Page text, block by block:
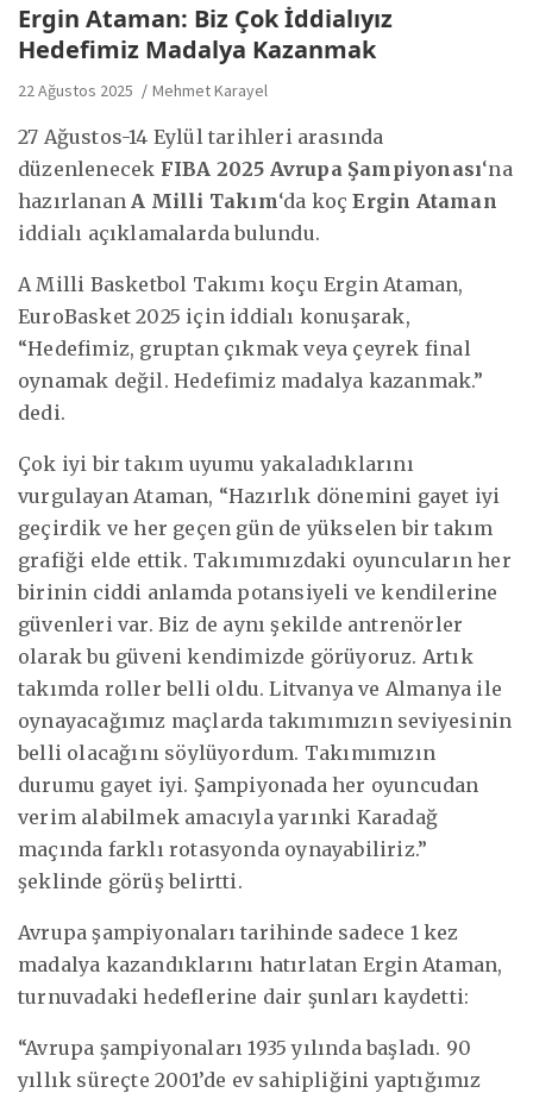
Ergin Ataman: Biz Çok İddialıyız
Hedefimiz Madalya Kazanmak
22 Ağustos 2025 Mehmet Karayel
27 Ağustos-14 Eylül tarihleri arasında
düzenlenecek FIBA 2025 Avrupa Şampiyonası‘na
hazırlanan A Milli Takım‘da koçErgin Ataman
iddialı açıklamalarda bulundu.
A Milli Basketbol Takımı koçu Ergin Ataman,
EuroBasket 2025 için iddialı konuşarak,
“Hedefimiz, gruptan çıkmak veya çeyrek final
oynamak değil. Hedefimiz madalya kazanmak.”
dedi.
Çok iyi bir takım uyumu yakaladıklarını
vurgulayan Ataman, “Hazırlık dönemini gayet iyi
geçirdik ve her geçen gün de yükselen bir takım
grafiği elde ettik. Takımımızdaki oyuncuların her
birinin ciddi anlamda potansiyeli ve kendilerine
güvenleri var. Biz de aynı şekilde antrenörler
olarak bu güveni kendimizde görüyoruz. Artık
takımda roller belli oldu. Litvanya ve Almanya ile
oynayacağımız maçlarda takımımızın seviyesinin
belli olacağını söylüyordum. Takımımızın
durumu gayet iyi. Şampiyonada her oyuncudan
verim alabilmek amacıyla yarınki Karadağ
maçında farklı rotasyonda oynayabiliriz.”
şeklinde görüş belirtti.
Avrupa şampiyonaları tarihinde sadece 1 kez
madalya kazandıklarını hatırlatan Ergin Ataman,
turnuvadaki hedeflerine dair şunları kaydetti:
“Avrupa şampiyonaları 1935 yılında başladı. 90
yıllık süreçte 2001’de ev sahipliğini yaptığımız